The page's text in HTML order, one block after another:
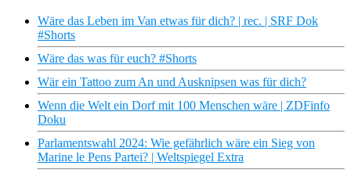
Wäre das Leben im Van etwas für dich? | rec. | SRF Dok
#Shorts
Wäre das was für euch? #Shorts
Wär ein Tattoo zum An und Ausknipsen was für dich?
Wenn die Welt ein Dorf mit 100 Menschen wäre | ZDFinfo
Doku
Parlamentswahl 2024: Wie gefährlich wäre ein Sieg von
Marine le Pens Partei? | Weltspiegel Extra